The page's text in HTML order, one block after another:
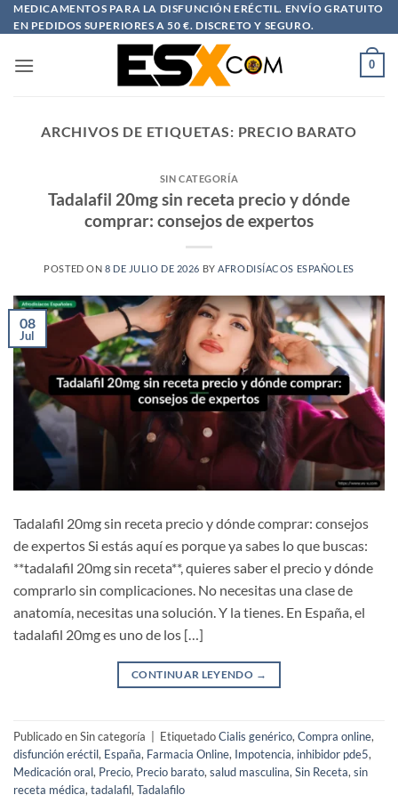
Saltar
al
MEDICAMENTOS PARA LA DISFUNCIÓN ERÉCTIL. ENVÍO GRATUITO
EN PEDIDOS SUPERIORES A 50 €. DISCRETO Y SEGURO.
0
ARCHIVOS DE ETIQUETAS: PRECIO BARATO
SIN CATEGORÍA
Tadalafil 20mg sin receta precio y dónde
comprar: consejos de expertos
POSTED ON 8 DE JULIO DE 2026 BY AFRODISÍACOS ESPAÑOLES
08
Jul
Tadalafil 20mg sin receta precio y dónde comprar: consejos
de expertos Si estás aquí es porque ya sabes lo que buscas:
**tadalafil 20mg sin receta**, quieres saber el precio y dónde
comprarlo sin complicaciones. No necesitas una clase de
anatomía, necesitas una solución. Y la tienes. En España, el
tadalafil 20mg es uno de los […]
CONTINUAR LEYENDO →
Publicado en Sin categoría EtiquetadoCialis genérico, Compra online,
disfunción eréctil, España, Farmacia Online, Impotencia, inhibidor pde5,
Medicación oral, Precio, Precio barato, salud masculina, Sin Receta, sin
receta médica, tadalafil, Tadalafilo